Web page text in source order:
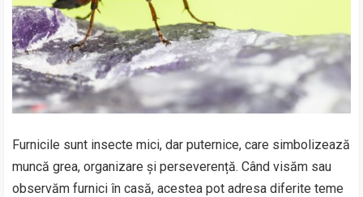
Furnicile sunt insecte mici, dar puternice, care simbolizează
muncă grea, organizare și perseverență. Când visăm sau
observăm furnici în casă, acestea pot adresa diferite teme